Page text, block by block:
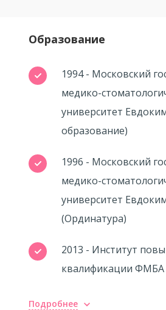
Образование
1994 - Московский
медико-
университет
образование)
1996 - Московский
медико-
университет
(Ординатура)
2013 - Институт
квалификации ФМБА
Подробнее